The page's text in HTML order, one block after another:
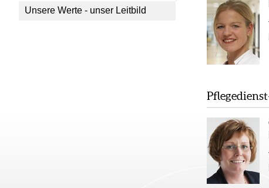
Unsere Werte - unser Leitbild